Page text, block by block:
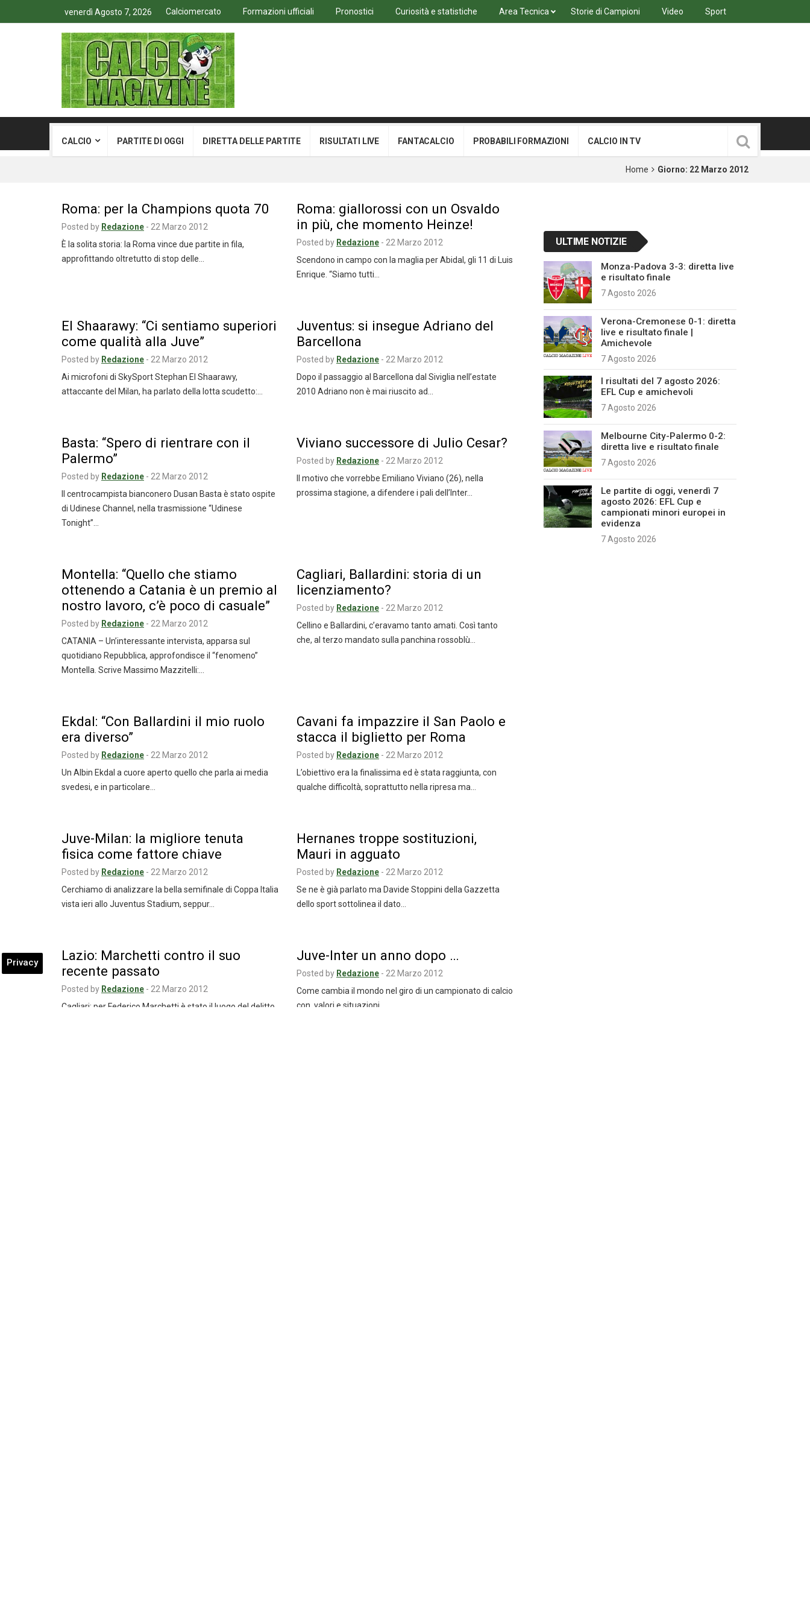
venerdì Agosto 7, 2026 Calciomercato Formazioni ufficiali Pronostici Curiosità e statistiche Area Tecnica Storie di Campioni Video Sport
CALCIO PARTITE DI OGGI DIRETTA DELLE PARTITE RISULTATI LIVE FANTACALCIO PROBABILI FORMAZIONI CALCIO IN TV
Home Giorno: 22 Marzo 2012
Roma: per la Champions quota 70
Posted by Redazione - 22 Marzo 2012
È la solita storia: la Roma vince due partite in fila,
approfittando oltretutto di stop delle…
Roma: giallorossi con un Osvaldo
in più, che momento Heinze!
Posted by Redazione - 22 Marzo 2012
Scendono in campo con la maglia per Abidal, gli 11 di Luis
Enrique. “Siamo tutti…
El Shaarawy: “Ci sentiamo superiori
come qualità alla Juve”
Posted by Redazione - 22 Marzo 2012
Ai microfoni di SkySport Stephan El Shaarawy,
attaccante del Milan, ha parlato della lotta scudetto:…
Juventus: si insegue Adriano del
Barcellona
Posted by Redazione - 22 Marzo 2012
Dopo il passaggio al Barcellona dal Siviglia nell’estate
2010 Adriano non è mai riuscito ad…
Basta: “Spero di rientrare con il
Palermo”
Posted by Redazione - 22 Marzo 2012
Il centrocampista bianconero Dusan Basta è stato ospite
di Udinese Channel, nella trasmissione “Udinese
Tonight”…
Viviano successore di Julio Cesar?
Posted by Redazione - 22 Marzo 2012
Il motivo che vorrebbe Emiliano Viviano (26), nella
prossima stagione, a difendere i pali dell’Inter…
Montella: “Quello che stiamo
ottenendo a Catania è un premio al
nostro lavoro, c’è poco di casuale”
Posted by Redazione - 22 Marzo 2012
CATANIA – Un’interessante intervista, apparsa sul
quotidiano Repubblica, approfondisce il “fenomeno”
Montella. Scrive Massimo Mazzitelli:…
Cagliari, Ballardini: storia di un
licenziamento?
Posted by Redazione - 22 Marzo 2012
Cellino e Ballardini, c’eravamo tanto amati. Così tanto
che, al terzo mandato sulla panchina rossoblù…
Ekdal: “Con Ballardini il mio ruolo
era diverso”
Posted by Redazione - 22 Marzo 2012
Un Albin Ekdal a cuore aperto quello che parla ai media
svedesi, e in particolare…
Cavani fa impazzire il San Paolo e
stacca il biglietto per Roma
Posted by Redazione - 22 Marzo 2012
L’obiettivo era la finalissima ed è stata raggiunta, con
qualche difficoltà, soprattutto nella ripresa ma…
Juve-Milan: la migliore tenuta
fisica come fattore chiave
Posted by Redazione - 22 Marzo 2012
Cerchiamo di analizzare la bella semifinale di Coppa Italia
vista ieri allo Juventus Stadium, seppur…
Hernanes troppe sostituzioni,
Mauri in agguato
Posted by Redazione - 22 Marzo 2012
Se ne è già parlato ma Davide Stoppini della Gazzetta
dello sport sottolinea il dato…
Lazio: Marchetti contro il suo
recente passato
Posted by Redazione - 22 Marzo 2012
Cagliari: per Federico Marchetti è stato il luogo del delitto,
Juve-Inter un anno dopo …
Posted by Redazione - 22 Marzo 2012
Come cambia il mondo nel giro di un campionato di calcio
con valori e situazioni…
ULTIME NOTIZIE
Monza-Padova 3-3: diretta live
e risultato finale
7 Agosto 2026
Verona-Cremonese 0-1: diretta
live e risultato finale |
Amichevole
7 Agosto 2026
I risultati del 7 agosto 2026:
EFL Cup e amichevoli
7 Agosto 2026
Melbourne City-Palermo 0-2:
diretta live e risultato finale
7 Agosto 2026
Le partite di oggi, venerdì 7
agosto 2026: EFL Cup e
campionati minori europei in
evidenza
7 Agosto 2026
Privacy